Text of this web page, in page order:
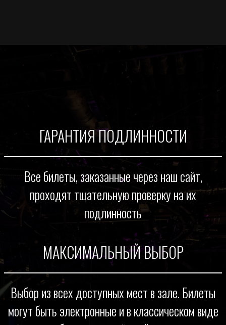
ГАРАНТИЯ ПОДЛИННОСТИ
Все билеты, заказанные через наш сайт,
проходят тщательную проверку на их
подлинность
МАКСИМАЛЬНЫЙ ВЫБОР
Выбор из всех доступных мест в зале. Билеты
могут быть электронные и в классическом виде